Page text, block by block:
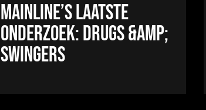
Mainline’s laatste
onderzoek: drugs &amp;
swingers